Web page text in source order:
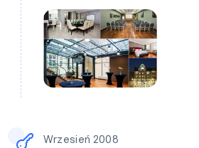
Wrzesień 2008